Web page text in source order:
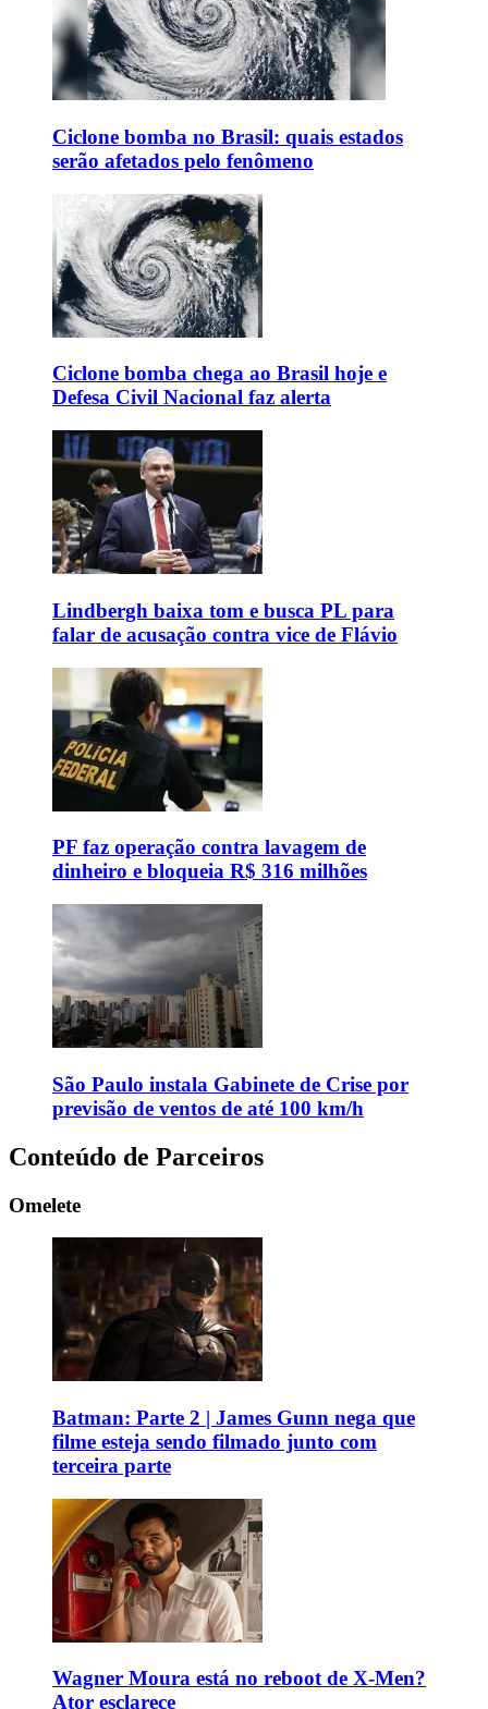
Ciclone bomba no Brasil: quais estados
serão afetados pelo fenômeno
Ciclone bomba chega ao Brasil hoje e
Defesa Civil Nacional faz alerta
Lindbergh baixa tom e busca PL para
falar de acusação contra vice de Flávio
PF faz operação contra lavagem de
dinheiro e bloqueia R$ 316 milhões
São Paulo instala Gabinete de Crise por
previsão de ventos de até 100 km/h
Conteúdo de Parceiros
Omelete
Batman: Parte 2 | James Gunn nega que
filme esteja sendo filmado junto com
terceira parte
Wagner Moura está no reboot de X-Men?
Ator esclarece